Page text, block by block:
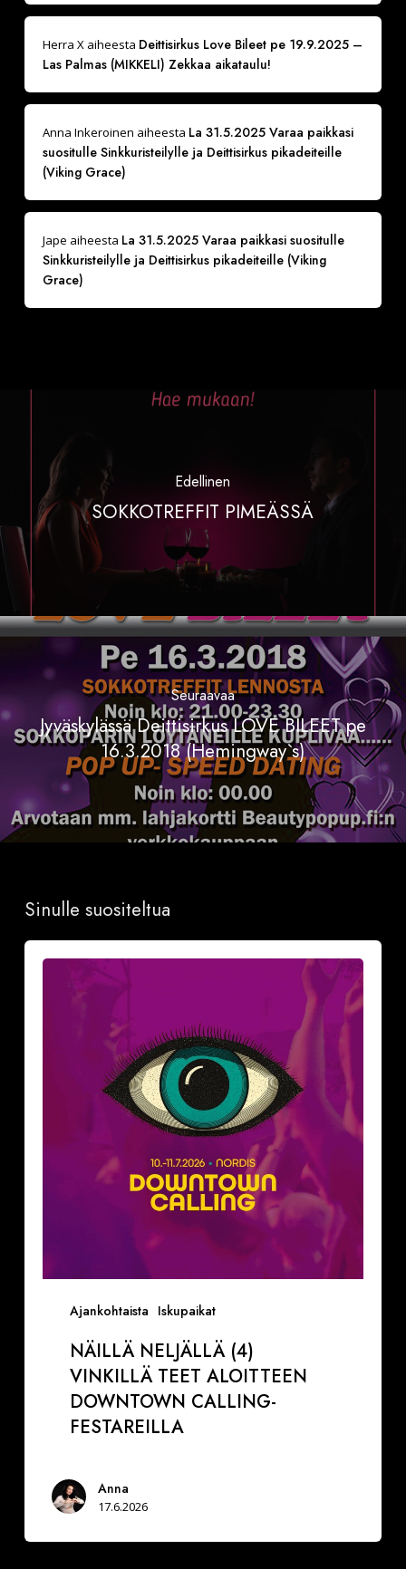
Herra Xaiheesta Deittisirkus Love Bileet pe 19.9.2025 –
Las Palmas (MIKKELI) Zekkaa aikataulu!
Anna Inkeroinen aiheesta La 31.5.2025 Varaa paikkasi
suositulle Sinkkuristeilylle ja Deittisirkus pikadeiteille
(Viking Grace)
Jape aiheesta La 31.5.2025 Varaa paikkasi suositulle
Sinkkuristeilylle ja Deittisirkus pikadeiteille (Viking
Grace)
Edellinen
SOKKOTREFFIT PIMEÄSSÄ
Seuraavaa
Jyväskylässä Deittisirkus LOVE BILEET pe
16.3.2018 (Hemingway`s)
Sinulle suositeltua
Ajankohtaista Iskupaikat
NÄILLÄ NELJÄLLÄ (4)
VINKILLÄ TEET ALOITTEEN
DOWNTOWN CALLING-
FESTAREILLA
Anna
17.6.2026